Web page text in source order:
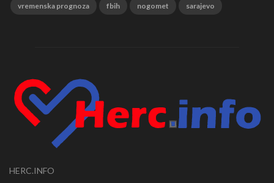
vremenska prognoza fbih nogomet sarajevo
HERC.INFO